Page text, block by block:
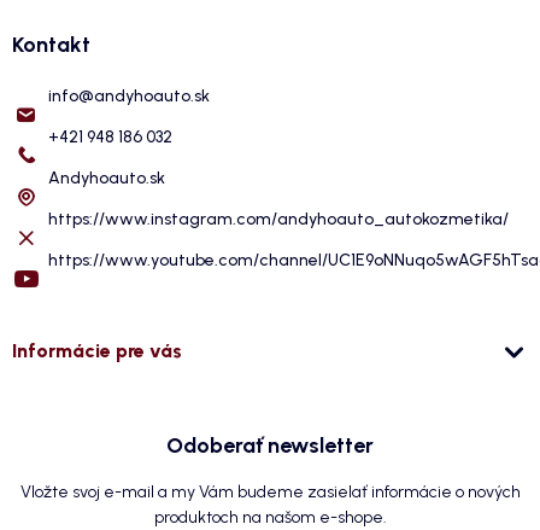
Kontakt
info@andyhoauto.sk
+421 948 186 032
Andyhoauto.sk
https://www.instagram.com/andyhoauto_autokozmetika/
https://www.youtube.com/channel/
Informácie pre vás
Odoberať newsletter
Vložte svoj e-mail a my Vám budeme zasielať informácie o nových
produktoch na našom e-shope.